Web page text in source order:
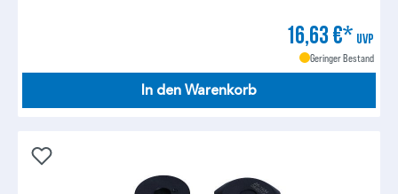
16,63 €* UVP
Geringer Bestand
In den Warenkorb